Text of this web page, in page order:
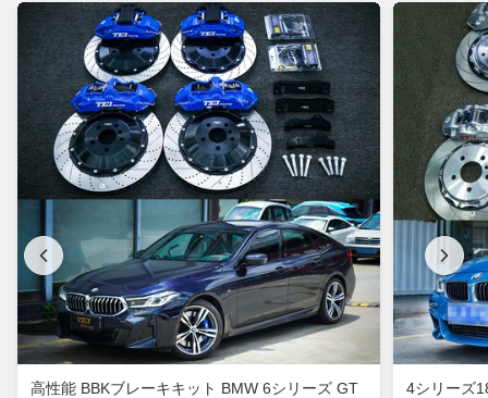
高性能 BBKブレーキキット BMW 6シリーズ GT
4シリーズ